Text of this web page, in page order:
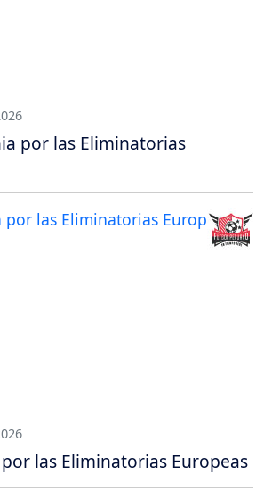
por las Eliminatorias
las Eliminatorias Europeas